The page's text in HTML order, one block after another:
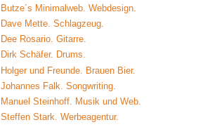
Butze´s Minimalweb. Webdesign.
Dave Mette. Schlagzeug.
Dee Rosario. Gitarre.
Dirk Schäfer. Drums.
Holger und Freunde. Brauen Bier.
Johannes Falk. Songwriting.
Manuel Steinhoff. Musik und Web.
Steffen Stark. Werbeagentur.